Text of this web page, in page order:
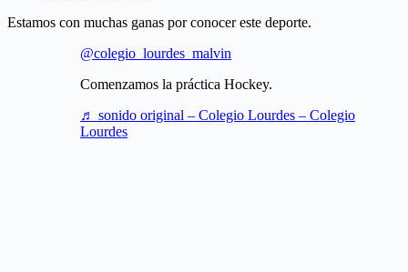
Estamos con muchas ganas por conocer este deporte.
@colegio_lourdes_malvin
Comenzamos la práctica Hockey.
♬ sonido original – Colegio Lourdes – Colegio
Lourdes